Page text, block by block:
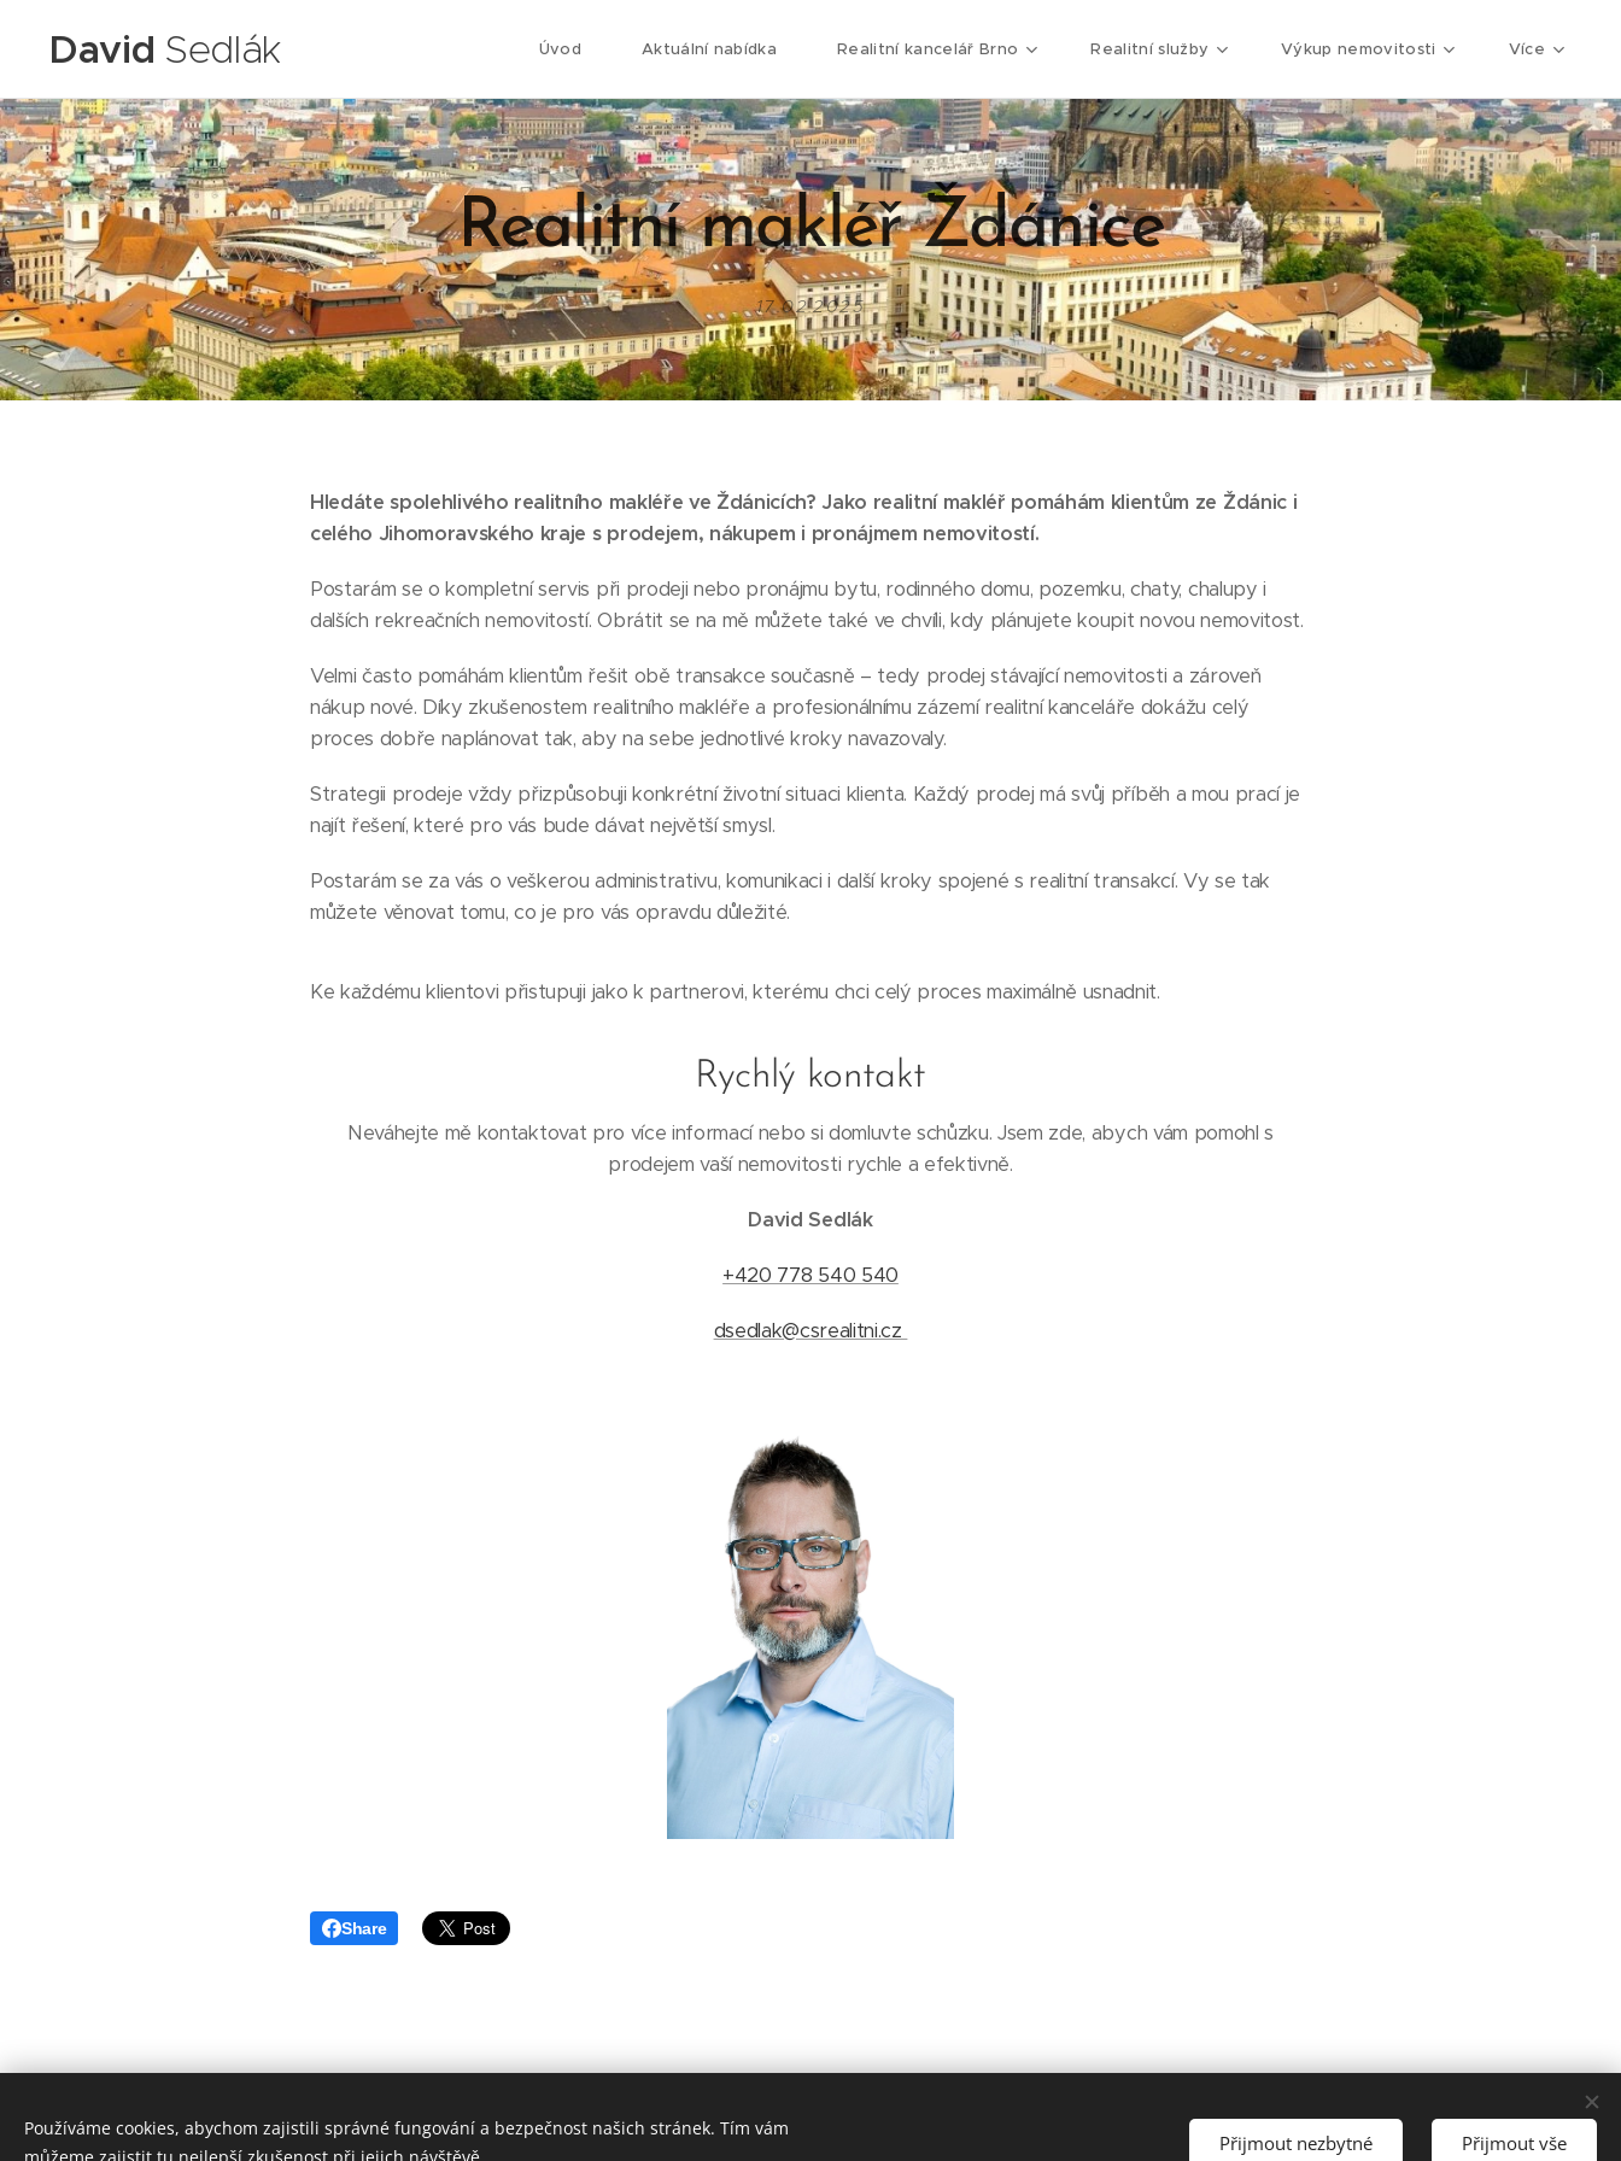
David Sedlák Úvod Aktuální nabídka Realitní kancelář Brno Realitní služby Výkup nemovitosti Více
Realitní makléř Ždánice
17.02.2025
Hledáte spolehlivého realitního makléře ve Ždánicích? Jako realitní makléř pomáhám klientům ze Ždánic i
celého Jihomoravského kraje s prodejem, nákupem i pronájmem nemovitostí.
Postarám se o kompletní servis při prodeji nebo pronájmu bytu, rodinného domu, pozemku, chaty, chalupy i
dalších rekreačních nemovitostí. Obrátit se na mě můžete také ve chvíli, kdy plánujete koupit novou nemovitost.
Velmi často pomáhám klientům řešit obě transakce současně – tedy prodej stávající nemovitosti a zároveň
nákup nové. Díky zkušenostem realitního makléře a profesionálnímu zázemí realitní kanceláře dokážu celý
proces dobře naplánovat tak, aby na sebe jednotlivé kroky navazovaly.
Strategii prodeje vždy přizpůsobuji konkrétní životní situaci klienta. Každý prodej má svůj příběh a mou prací je
najít řešení, které pro vás bude dávat největší smysl.
Postarám se za vás o veškerou administrativu, komunikaci i další kroky spojené s realitní transakcí. Vy se tak
můžete věnovat tomu, co je pro vás opravdu důležité.
Ke každému klientovi přistupuji jako k partnerovi, kterému chci celý proces maximálně usnadnit.
Rychlý kontakt
Neváhejte mě kontaktovat pro více informací nebo si domluvte schůzku. Jsem zde, abych vám pomohl s
prodejem vaší nemovitosti rychle a efektivně.
David Sedlák
+420 778 540 540
dsedlak@csrealitni.cz
Share
© 2025 David Sedlák - realitní makléř Brno | ČESKÁ SPOLEČNOST REALITNÍ - Příkop 4, Brno - střed - Zábrdovice, 602 00 |Lokality
Používáme cookies, abychom zajistili správné fungování a bezpečnost našich stránek. Tím vám
Přijmout nezbytné Přijmout vše